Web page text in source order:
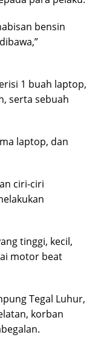
bensin
1 buah laptop,
serta sebuah
laptop, dan
ciri-ciri
tinggi, kecil,
motor beat
Tegal Luhur,
korban